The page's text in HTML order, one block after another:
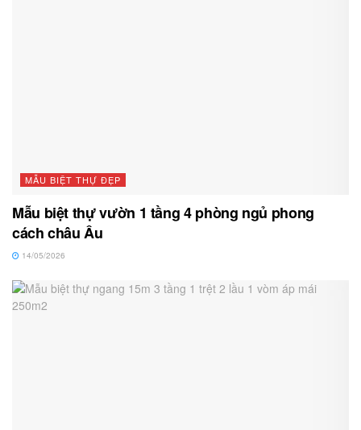
MẪU BIỆT THỰ ĐẸP
Mẫu biệt thự vườn 1 tầng 4 phòng ngủ phong
cách châu Âu
14/05/2026